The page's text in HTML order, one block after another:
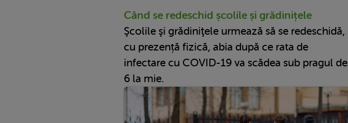
Când se redeschid școlile și grădinițele
Şcolile şi grădiniţele urmează să se redeschidă,
cu prezență fizică, abia după ce rata de
infectare cu COVID-19 va scădea sub pragul de
6 la mie.